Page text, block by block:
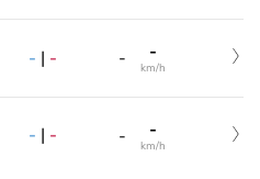
- | - - -
km/h
- | - - -
km/h